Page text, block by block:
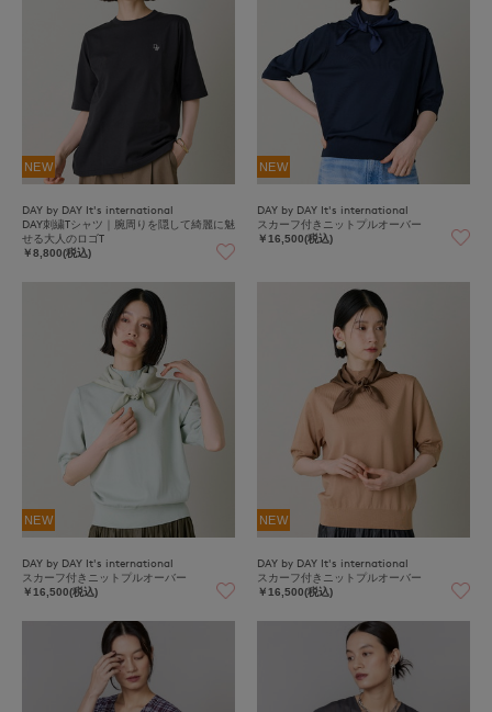
NEW
DAY by DAY It's international
DAY刺繍Tシャツ｜腕周りを隠して綺麗に魅
せる大人のロゴT
￥8,800(税込)
NEW
DAY by DAY It's international
スカーフ付きニットプルオーバー
￥16,500(税込)
NEW
DAY by DAY It's international
スカーフ付きニットプルオーバー
￥16,500(税込)
NEW
DAY by DAY It's international
スカーフ付きニットプルオーバー
￥16,500(税込)